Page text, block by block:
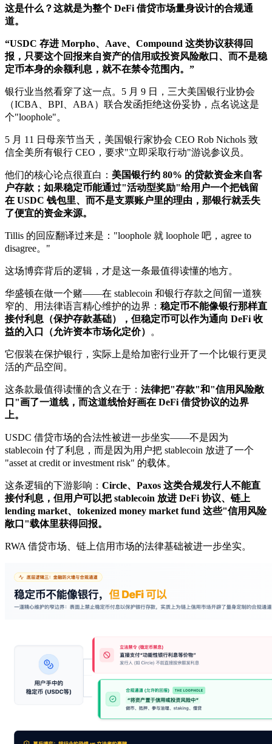
这是什么？这就是为整个 DeFi 借贷市场量身设计的合规通
道。
“USDC 存进 Morpho、Aave、Compound 这类协议获得回
报，只要这个回报来自资产的信用或投资风险敞口、而不是稳
定币本身的余额利息，就不在禁令范围内。”
银行业当然看穿了这一点。5 月 9 日，三大美国银行业协会
（ICBA、BPI、ABA）联合发函拒绝这份妥协，点名说这是
个"loophole"。
5 月 11 日母亲节当天，美国银行家协会 CEO Rob Nichols 致
信全美所有银行 CEO，要求"立即采取行动"游说参议员。
他们的核心论点很直白： 美国银行约 80% 的贷款资金来自客
户存款；如果稳定币能通过"活动型奖励"给用户一个把钱留
在 USDC 钱包里、而不是支票账户里的理由，那银行就丢失
了便宜的资金来源。
Tillis 的回应翻译过来是："loophole 就 loophole 吧，agree to
disagree。"
这场博弈背后的逻辑，才是这一条最值得读懂的地方。
华盛顿在做一个赌——在 stablecoin 和银行存款之间留一道狭
窄的、用法律语言精心维护的边界： 稳定币不能像银行那样直
接付利息（保护存款基础），但稳定币可以作为通向 DeFi 收
益的入口（允许资本市场化定价） 。
它假装在保护银行，实际上是给加密行业开了一个比银行更灵
活的产品空间。
这条款最值得读懂的含义在于： 法律把"存款"和"信用风险敞
口"画了一道线，而这道线恰好画在 DeFi 借贷协议的边界
上。
USDC 借贷市场的合法性被进一步坐实——不是因为
stablecoin 付了利息，而是因为用户把 stablecoin 放进了一个
"asset at credit or investment risk" 的载体。
这条逻辑的下游影响： Circle、Paxos 这类合规发行人不能直
接付利息，但用户可以把 stablecoin 放进 DeFi 协议、链上
lending market、tokenized money market fund 这些"信用风险
敞口"载体里获得回报。
RWA 借贷市场、链上信用市场的法律基础被进一步坐实。